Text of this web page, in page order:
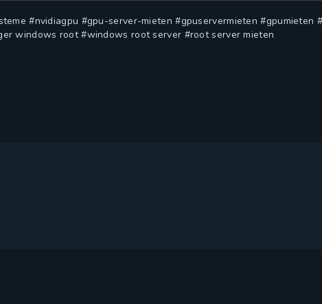
#nvidiagpu #gpu-server-mieten #gpuservermieten #gpumieten
windows root #windows root server #root server mieten